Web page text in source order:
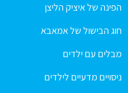
הפינה של איציק הליצן
חוג הבישול של אמאבא
מבלים עם ילדים
ניסויים מדעיים לילדים